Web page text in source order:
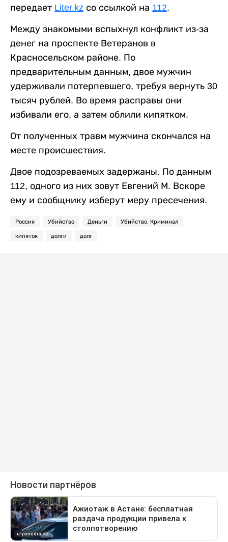
передает Liter.kz со ссылкой на 112.
Между знакомыми вспыхнул конфликт из-за
денег на проспекте Ветеранов в
Красносельском районе. По
предварительным данным, двое мужчин
удерживали потерпевшего, требуя вернуть 30
тысяч рублей. Во время расправы они
избивали его, а затем облили кипятком.
От полученных травм мужчина скончался на
месте происшествия.
Двое подозреваемых задержаны. По данным
112, одного из них зовут Евгений М. Вскоре
ему и сообщнику изберут меру пресечения.
Россия Убийство Деньги Убийство. Криминал
кипяток долги долг